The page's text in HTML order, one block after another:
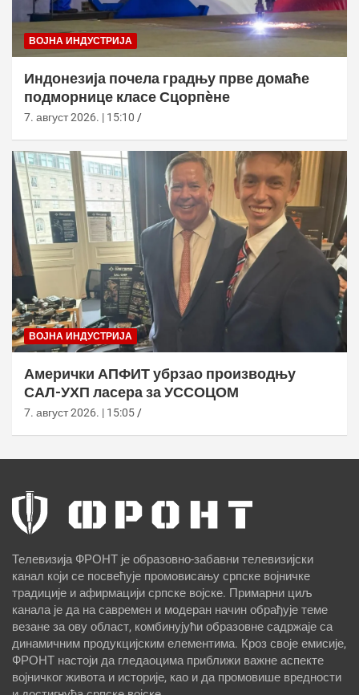
ВОЈНА ИНДУСТРИЈА
Индонезија почела градњу прве домаће
подморнице класе Сцорпèне
7. август 2026. | 15:10
ВОЈНА ИНДУСТРИЈА
Амерички АПФИТ убрзао производњу
САЛ-УХП ласера за УССОЦОМ
7. август 2026. | 15:05
Телевизија ФРОНТ је образовно-забавни телевизијски
канал који се посвећује промовисању српске војничке
традиције и афирмацији српске војске. Примарни циљ
канала је да на савремен и модеран начин обрађује теме
везане за ову област, комбинујући образовне садржаје са
динамичним продукцијским елементима. Кроз своје емисије,
ФРОНТ настоји да гледаоцима приближи важне аспекте
војничког живота и историје, као и да промовише вредности